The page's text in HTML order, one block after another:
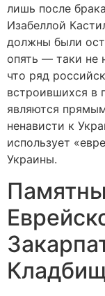
лишь после
Изабеллой
должны были
опять — таки не
что ряд
встроившихся в
являются
ненависти к
использует
Украины.